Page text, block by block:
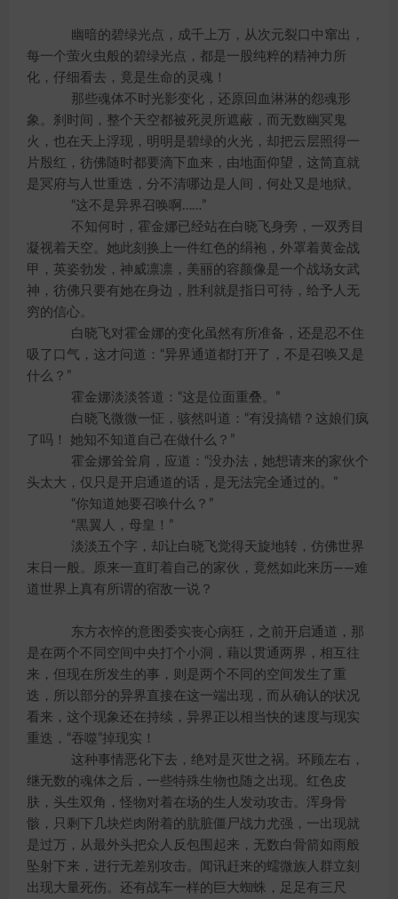
幽暗的碧绿光点，成千上万，从次元裂口中窜出，
每一个萤火虫般的碧绿光点，都是一股纯粹的精神力所
化，仔细看去，竟是生命的灵魂！
那些魂体不时光影变化，还原回血淋淋的怨魂形
象。刹时间，整个天空都被死灵所遮蔽，而无数幽冥鬼
火，也在天上浮现，明明是碧绿的火光，却把云层照得一
片殷红，彷佛随时都要滴下血来，由地面仰望，这简直就
是冥府与人世重迭，分不清哪边是人间，何处又是地狱。
“这不是异界召唤啊……”
不知何时，霍金娜已经站在白晓飞身旁，一双秀目
凝视着天空。她此刻换上一件红色的绢袍，外罩着黄金战
甲，英姿勃发，神威凛凛，美丽的容颜像是一个战场女武
神，彷佛只要有她在身边，胜利就是指日可待，给予人无
穷的信心。
白晓飞对霍金娜的变化虽然有所准备，还是忍不住
吸了口气，这才问道：“异界通道都打开了，不是召唤又是
什么？”
霍金娜淡淡答道：“这是位面重叠。”
白晓飞微微一怔，骇然叫道：“有没搞错？这娘们疯
了吗！ 她知不知道自己在做什么？”
霍金娜耸耸肩，应道：“没办法，她想请来的家伙个
头太大，仅只是开启通道的话，是无法完全通过的。”
“你知道她要召唤什么？”
“黒翼人，母皇！”
淡淡五个字，却让白晓飞觉得天旋地转，仿佛世界
末日一般。原来一直盯着自己的家伙，竟然如此来历——难
道世界上真有所谓的宿敌一说？
东方衣悴的意图委实丧心病狂，之前开启通道，那
是在两个不同空间中央打个小洞，藉以贯通两界，相互往
来，但现在所发生的事，则是两个不同的空间发生了重
迭，所以部分的异界直接在这一端出现，而从确认的状况
看来，这个现象还在持续，异界正以相当快的速度与现实
重迭，“吞噬”掉现实！
这种事情恶化下去，绝对是灭世之祸。环顾左右，
继无数的魂体之后，一些特殊生物也随之出现。红色皮
肤，头生双角，怪物对着在场的生人发动攻击。浑身骨
骸，只剩下几块烂肉附着的肮脏僵尸战力尤强，一出现就
是过万，从最外头把众人反包围起来，无数白骨箭如雨般
坠射下来，进行无差别攻击。闻讯赶来的蠕微族人群立刻
出现大量死伤。还有战车一样的巨大蜘蛛，足足有三尺